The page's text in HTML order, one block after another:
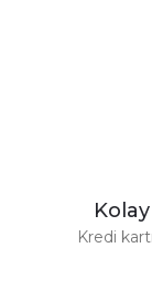
Kredi